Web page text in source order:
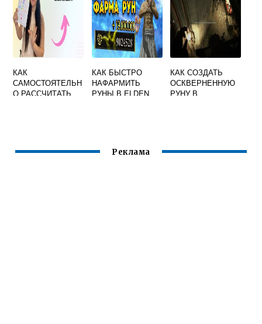
КАК
САМОСТОЯТЕЛЬН
О РАССЧИТАТЬ
КАК БЫСТРО
НАФАРМИТЬ
РУНЫ В ELDEN
КАК СОЗДАТЬ
ОСКВЕРНЕННУЮ
РУНУ В
Реклама